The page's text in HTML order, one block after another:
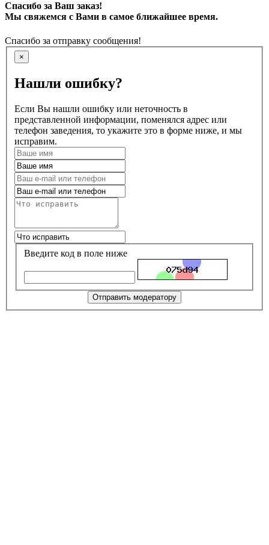
Спасибо за Ваш заказ!
Мы свяжемся с Вами в самое ближайшее время.
Спасибо за отправку сообщения!
×
Нашли ошибку?
Если Вы нашли ошибку или неточность в
представленной информации, поменялся адрес или
телефон заведения, то укажите это в форме ниже, и мы
исправим.
Введите код в поле ниже
Отправить модератору